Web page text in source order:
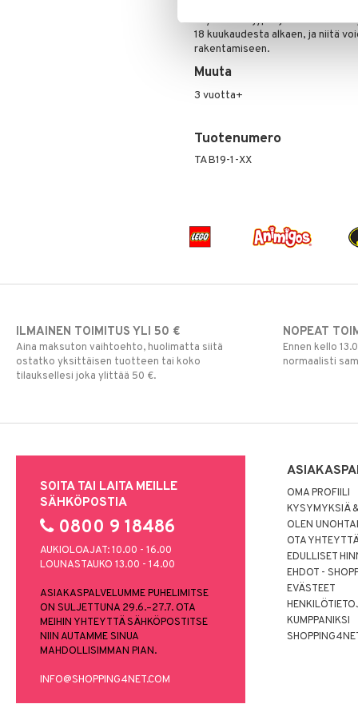
erottaa ne muista vastaavista
käyttävät öljypohjaisia
18 kuukaudesta alkaen, ja niitä
rakentamiseen.
Muuta
3 vuotta+
Tuotenumero
TAB19-1-XX
ILMAINEN TOIMITUS YLI 50 €
Aina maksuton vaihtoehto, huolimatta siitä
ostatko yksittäisen tuotteen tai koko
tilauksellesi joka ylittää 50 €.
NOPEAT
Ennen kello
normaalisti
SOITA TAI LAITA MEILLE
SÄHKÖPOSTIA
0800 9 18486
AUKIOLOAJAT: 10.00 - 16.00
LOUNASTAUKO 13.00 - 14.00
ASIAKASPALVELUMME PUHELIMITSE
ON SULJETTUNA 29.6.–27.7. OTA
MEIHIN YHTEYTTÄ SÄHKÖPOSTITSE
NIIN AUTAMME SINUA
MAHDOLLISIMMAN PIAN.
INFO@SHOPPING4NET.COM
OMA PROFIILI
KYSYMYKSIÄ
OLEN
OTA
EDULLISET
EHDOT -
EVÄSTEET
KUMPPANIKSI